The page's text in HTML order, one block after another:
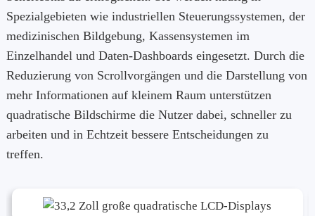
Spezialgebieten wie industriellen Steuerungssystemen, der
medizinischen Bildgebung, Kassensystemen im
Einzelhandel und Daten-Dashboards eingesetzt. Durch die
Reduzierung von Scrollvorgängen und die Darstellung von
mehr Informationen auf kleinem Raum unterstützen
quadratische Bildschirme die Nutzer dabei, schneller zu
arbeiten und in Echtzeit bessere Entscheidungen zu
treffen.